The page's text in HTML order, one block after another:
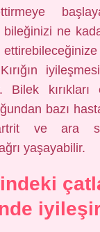
bileğinizi ne
Bilek kırıkları
bazı
ve ara
yaşayabilir.